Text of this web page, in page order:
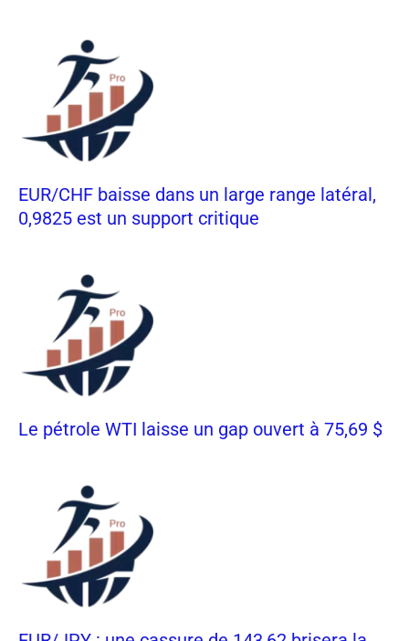
EUR/CHF baisse dans un large range latéral,
0,9825 est un support critique
Le pétrole WTI laisse un gap ouvert à 75,69 $